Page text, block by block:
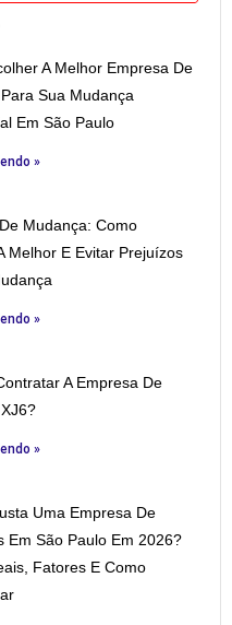
A Melhor Empresa De
Sua Mudança
Em São Paulo
»
Mudança: Como
Melhor E Evitar Prejuízos
»
A Empresa De
»
Uma Empresa De
Em São Paulo Em 2026?
Fatores E Como